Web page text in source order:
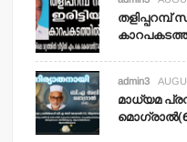
തളിപ്പറമ്പ്
admin3
മാധ്യമ